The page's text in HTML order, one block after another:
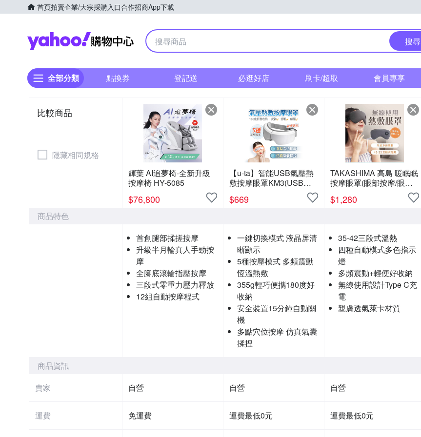
首頁拍賣企業/大宗採購入口合作招商App下載
Yahoo購物中心
搜尋
全部分類 點換券 登記送 必逛好店 刷卡/超取 會員專享
比較商品
隱藏相同規格
輝葉 AI追夢椅-全新升級
按摩椅 HY-5085
$76,800
【u-ta】智能USB氣壓熱
敷按摩眼罩KM3(USB充
$669
TAKASHIMA 高島 暖眠眠
按摩眼罩(眼部按摩/眼罩/
震動/紓壓/熱敷/禮物/M-
203)
$1,280
商品特色
首創腿部揉搓按摩
升級半月輪真人手勁按
摩
全腳底滾輪指壓按摩
三段式零重力壓力釋放
12組自動按摩程式
一鍵切換模式 液晶屏清
晰顯示
5種按壓模式 多頻震動
恆溫熱敷
355g輕巧便攜180度好
收納
安全裝置15分鐘自動關
機
多點穴位按摩 仿真氣囊
揉捏
35-42三段式溫熱
四種自動模式多色指示
燈
多頻震動+輕便好收納
無線使用設計Type C充
電
親膚透氣萊卡材質
商品資訊
賣家
自營 自營 自營
運費 免運費 運費最低0元 運費最低0元